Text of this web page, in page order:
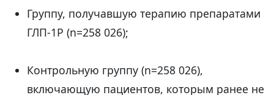
Группу, получавшую терапию препаратами
ГЛП-1Р (n=258 026);
Контрольную группу (n=258 026),
включающую пациентов, которым ранее не